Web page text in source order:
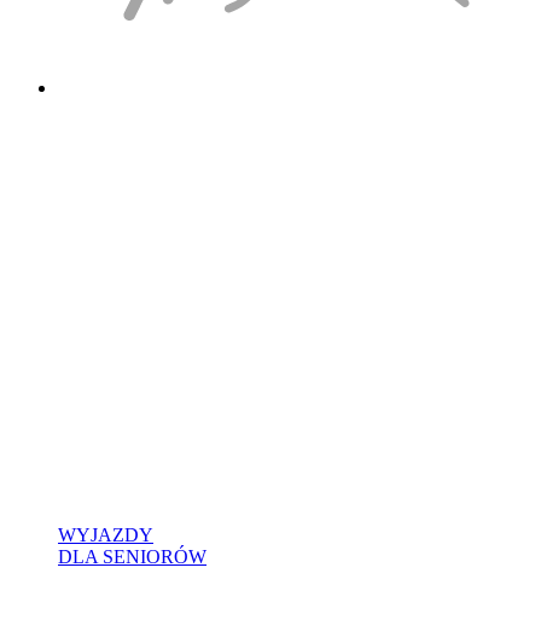
WYJAZDY
DLA SENIORÓW